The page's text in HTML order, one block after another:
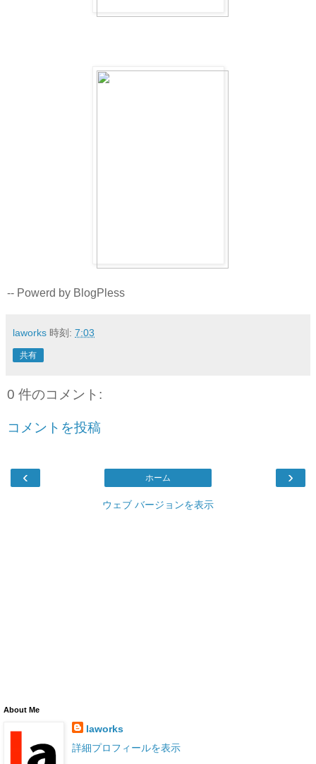
-- Powerd by BlogPless
laworks 時刻: 7:03
共有
0 件のコメント:
コメントを投稿
‹ ›
ホーム
ウェブ バージョンを表示
About Me
laworks
詳細プロフィールを表示